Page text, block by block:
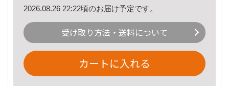
2026.08.26 22:22頃のお届け予定です。
受け取り方法・送料について
カートに入れる